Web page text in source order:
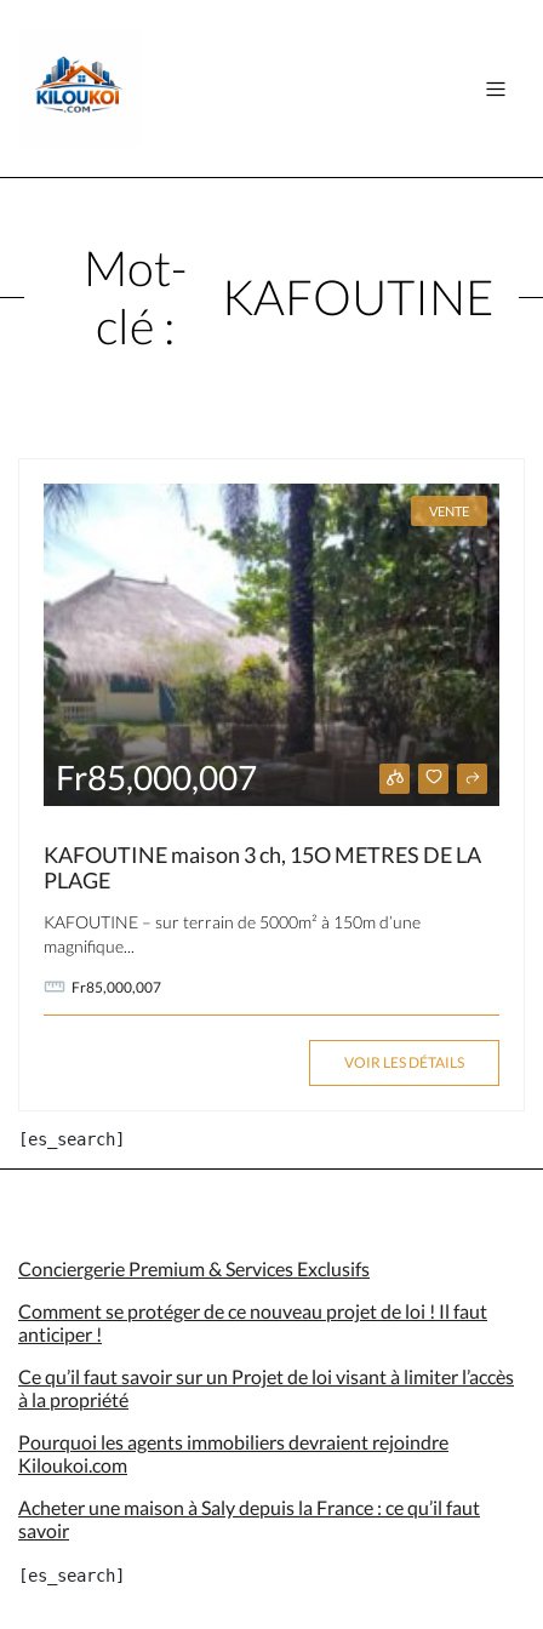
Mot-
clé :
KAFOUTINE
VENTE
Fr85,000,007
KAFOUTINE maison 3 ch, 15O METRES DE LA
PLAGE
KAFOUTINE – sur terrain de 5000m² à 150m d’une
magnifique...
Fr85,000,007
VOIR LES DÉTAILS
Conciergerie Premium & Services Exclusifs
Comment se protéger de ce nouveau projet de loi ! Il faut
anticiper !
Ce qu’il faut savoir sur un Projet de loi visant à limiter l’accès
à la propriété
Pourquoi les agents immobiliers devraient rejoindre
Kiloukoi.com
Acheter une maison à Saly depuis la France : ce qu’il faut
savoir